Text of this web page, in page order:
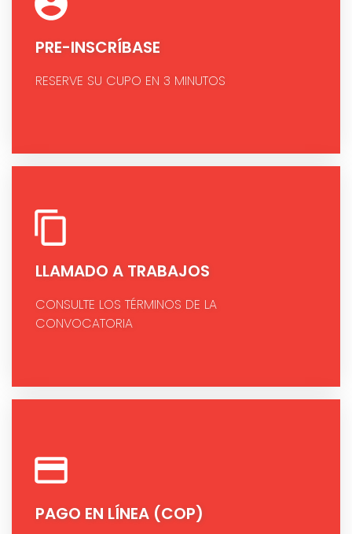
PRE-INSCRÍBASE
RESERVE SU CUPO EN 3 MINUTOS
LLAMADO A TRABAJOS
CONSULTE LOS TÉRMINOS DE LA
CONVOCATORIA
PAGO EN LÍNEA (COP)